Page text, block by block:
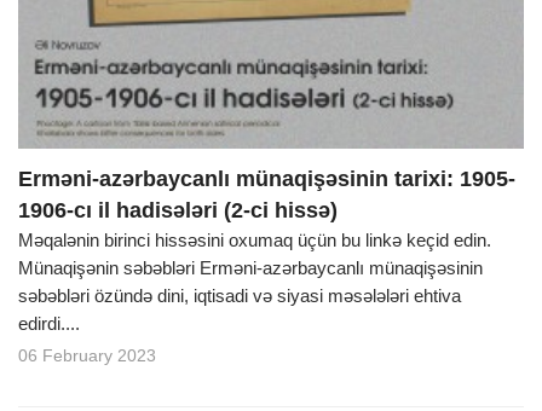
Erməni-azərbaycanlı münaqişəsinin tarixi: 1905-
1906-cı il hadisələri (2-ci hissə)
Məqalənin birinci hissəsini oxumaq üçün bu linkə keçid edin.
Münaqişənin səbəbləri Erməni-azərbaycanlı münaqişəsinin
səbəbləri özündə dini, iqtisadi və siyasi məsələləri ehtiva
edirdi....
06 February 2023